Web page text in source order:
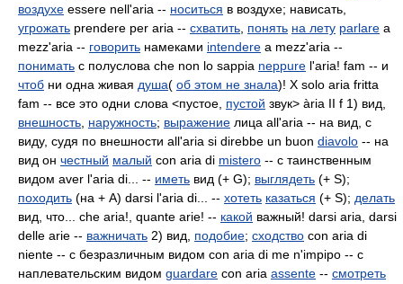
воздухе essere nell'aria -- носиться в воздухе; нависать,
угрожать prendere per aria -- схватить понять на лету parlare a
mezz'aria -- говорить намеками intendere a mezz'aria --
понимать с полуслова che non lo sappia neppure l'aria! fam -- и
чтоб ни одна живая душа( об этом не знала)! Х solo aria fritta
fam -- все это одни слова <пустое, пустой звук> ària II f 1) вид,
внешность наружность; выражение лица all'aria -- на вид, с
виду, судя по внешности all'aria si direbbe un buon diavolo -- на
вид он честный малый con aria di mistero -- с таинственным
видом aver l'aria di... -- иметь вид (+ G); выглядеть (+ S);
походить (на + A) darsi l'aria di... -- хотеть казаться (+ S); делать
вид, что... che aria!, quante arie! -- какой важный! darsi aria, darsi
delle arie -- важничать 2) вид, подобие; сходство con aria di
niente -- с безразличным видом con aria di me n'impipo -- с
наплевательским видом guardare con aria assente -- смотреть